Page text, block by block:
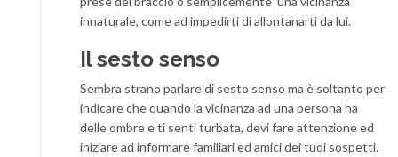
innaturale, come ad impedirti di allontanarti da lui.
Il sesto senso
Sembra strano parlare di sesto senso ma è soltanto per
indicare che quando la vicinanza ad una persona ha
delle ombre e ti senti turbata, devi fare attenzione ed
iniziare ad informare familiari ed amici dei tuoi sospetti.